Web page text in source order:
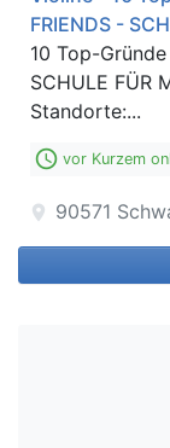
FRIENDS -
10 Top-
SCHULE FÜR
Standorte:...
access_time vor Kurzem
location_on 90571